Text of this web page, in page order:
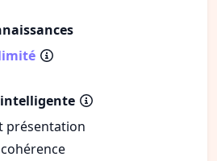
présentation